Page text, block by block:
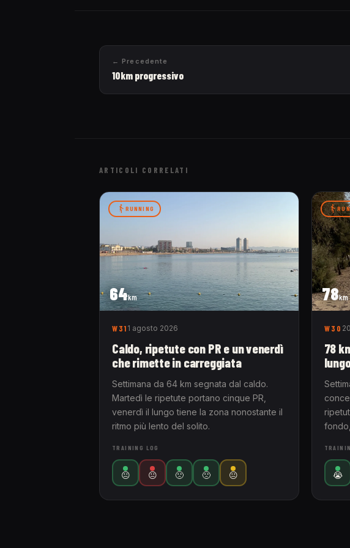
← Precedente
10km progressivo
ARTICOLI CORRELATI
64km
RUNNING
W31 1 agosto 2026
Caldo, ripetute con PR e un venerdì
che rimette in carreggiata
Settimana da 64 km segnata dal caldo.
Martedì le ripetute portano cinque PR,
venerdì il lungo tiene la zona nonostante il
ritmo più lento del solito.
TRAINING LOG
😐 😐 🙁 🙁 😐
78km
W30
78
😭